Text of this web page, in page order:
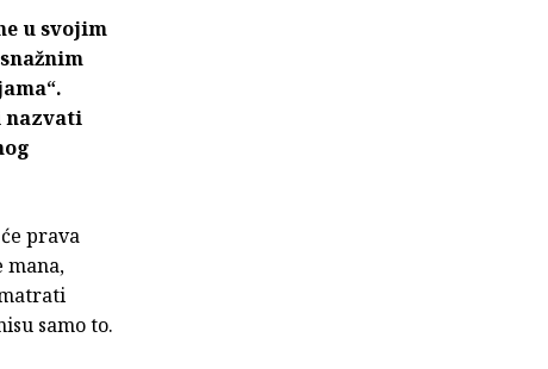
u svojim
nazvati
prava
mana,
samo to.